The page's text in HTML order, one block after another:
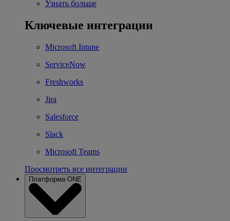
Узнать больше
Ключевые интеграции
Microsoft Intune
ServiceNow
Freshworks
Jira
Salesforce
Slack
Microsoft Teams
Просмотреть все интеграции
Платформа ONE